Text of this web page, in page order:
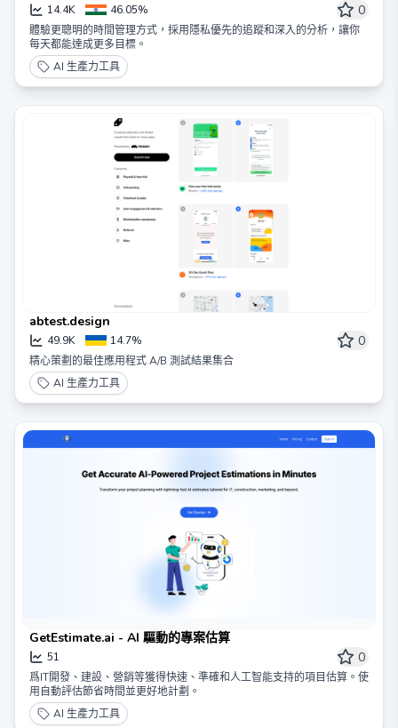
14.4K 46.05% 0
體驗更聰明的時間管理方式，採用隱私優先的追蹤和深入的分析，讓你
每天都能達成更多目標。
AI 生產力工具
abtest.design
49.9K 14.7% 0
精心策劃的最佳應用程式 A/B 測試結果集合
AI 生產力工具
GetEstimate.ai - AI 驅動的專案估算
51 0
爲IT開發、建設、營銷等獲得快速、準確和人工智能支持的項目估算。使
用自動評估節省時間並更好地計劃。
AI 生產力工具